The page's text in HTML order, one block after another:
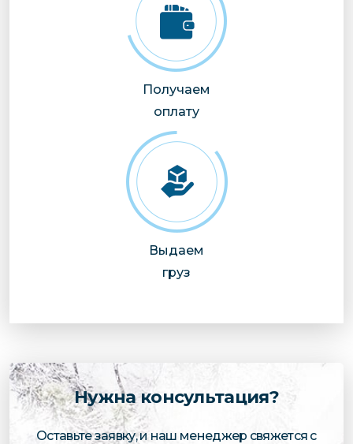
Получаем
оплату
Выдаем
груз
Нужна консультация?
Оставьте заявку, и наш менеджер свяжется с